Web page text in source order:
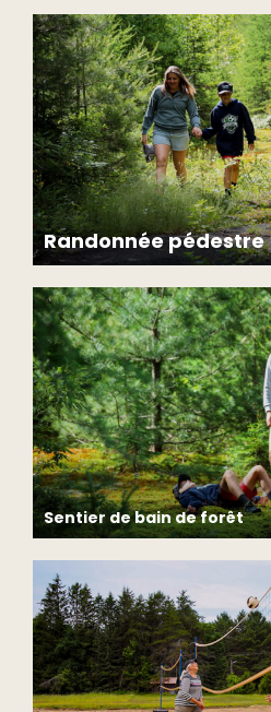
Randonnée pédestre
Sentier de bain de forêt
sur un parcours sensoriel
panneaux d’interprétation et